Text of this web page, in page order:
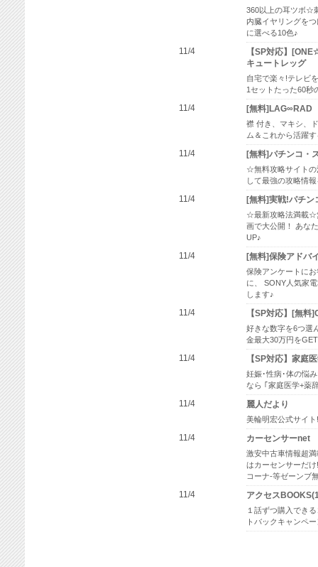
360以上の耳ツボ☆
内臓イヤリングを
に選べる10色♪
11/4
【SP対応】
キュートレッグ
自宅で楽々!テレビ
1セットたった60秒
11/4 [無料]LAG∞RAD
襟 付き、マキシ、
ム＆これから活躍
11/4 [無料]パチンコ・
☆無料攻略サイト
して最強の攻略情
11/4 [無料]実戦!パチン
☆最新攻略法満載☆
画で大公開！ あな
UP♪
11/4 [無料]保険アドバ
保険アンケートに
に、 SONY人気家
します♪
11/4 【SP対応】[無
好きな数字を6つ選
金最大30万円を
11/4 【SP対応】家庭
妊娠･性病･体の悩
なら ｢家庭医学+薬
11/4 麗人だより
美輪明宏公式サイ
11/4 カーセンサーnet
激安中古車情報超
はカーセンサーだ
コーナ-等ゼーンブ
11/4 アクセス
１話ずつ購入でき
トバックキャンペ